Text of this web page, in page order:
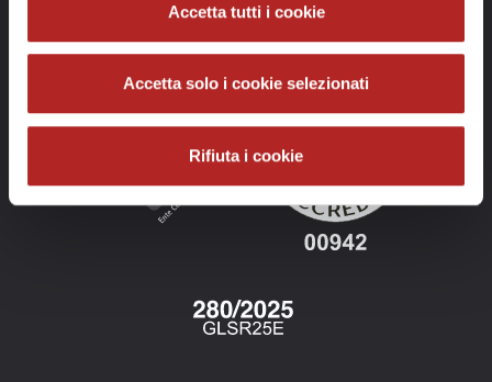
Accetta tutti i cookie
Accetta solo i cookie selezionati
Rifiuta i cookie